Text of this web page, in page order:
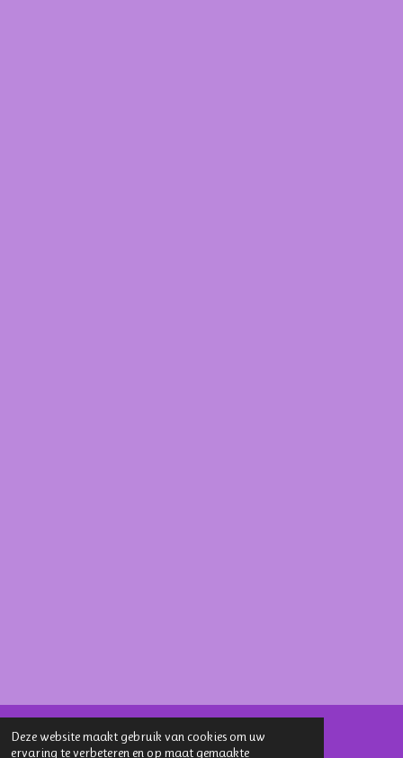
Deze website maakt gebruik van cookies om uw
ervaring te verbeteren en op maat gemaakte